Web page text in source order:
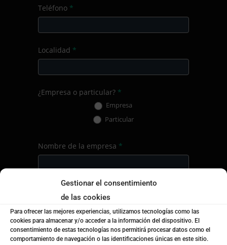
Gestionar el consentimiento
de las cookies
Para ofrecer las mejores experiencias, utilizamos tecnologías como las
cookies para almacenar y/o acceder a la información del dispositivo. El
consentimiento de estas tecnologías nos permitirá procesar datos como el
comportamiento de navegación o las identificaciones únicas en este sitio.
Teléfono *
Localidad *
¿Empresa o particular? *
Empresa
Particular
Nombre de la empresa *
Mensaje*